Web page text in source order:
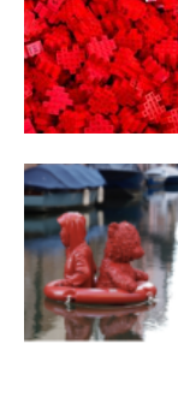
Adresse email*
Nom
Prénom
Statut /
Adresse email*